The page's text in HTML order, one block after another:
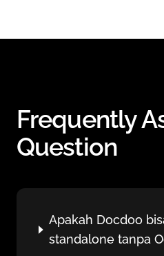
Frequently
Question
Apakah Docdoo
standalone tanpa